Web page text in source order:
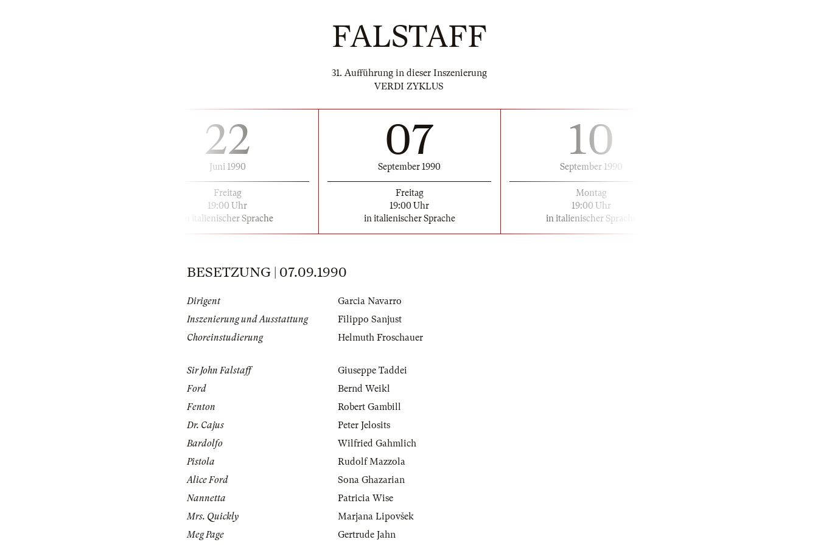
FALSTAFF
31. Aufführung in dieser Inszenierung
VERDI ZYKLUS
22
Juni 1990
Freitag
19:00 Uhr
in italienischer Sprache
07
September 1990
Freitag
19:00 Uhr
in italienischer Sprache
10
September 1990
Montag
19:00 Uhr
in italienischer Sprache
BESETZUNG | 07.09.1990
Dirigent
Garcia Navarro
Inszenierung und Ausstattung
Filippo Sanjust
Choreinstudierung
Helmuth Froschauer
Sir John Falstaff
Giuseppe Taddei
Ford
Bernd Weikl
Fenton
Robert Gambill
Dr. Cajus
Peter Jelosits
Bardolfo
Wilfried Gahmlich
Pistola
Rudolf Mazzola
Alice Ford
Sona Ghazarian
Nannetta
Patricia Wise
Mrs. Quickly
Marjana Lipovšek
Meg Page
Gertrude Jahn